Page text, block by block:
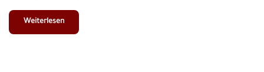
Weiterlesen